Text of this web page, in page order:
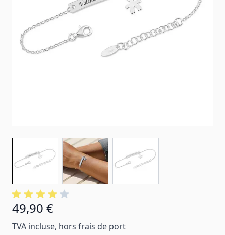
49,90 €
TVA incluse, hors frais de port